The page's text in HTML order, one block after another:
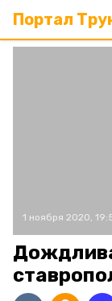
Портал
1 ноября 2020,